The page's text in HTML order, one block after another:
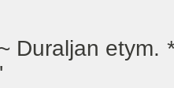
Duraljan etym.